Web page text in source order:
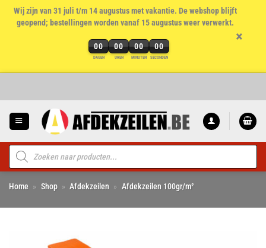
Wij zijn van 31 juli t/m 14 augustus met vakantie. De webshop blijft
geopend; bestellingen worden vanaf 15 augustus weer verwerkt.
00
DAGEN
00
UREN
00
MINUTEN
00
SECONDEN
×
Producten
zoeken
Home » Shop » Afdekzeilen » Afdekzeilen 100gr/m²